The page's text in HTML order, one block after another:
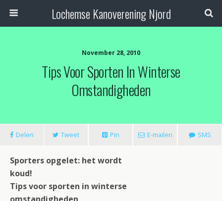
Lochemse Kanoverening Njord
November 28, 2010
Tips Voor Sporten In Winterse
Omstandigheden
Delen Tweet Pin E-mailen SMS
Sporters opgelet: het wordt
koud!
Tips voor sporten in winterse